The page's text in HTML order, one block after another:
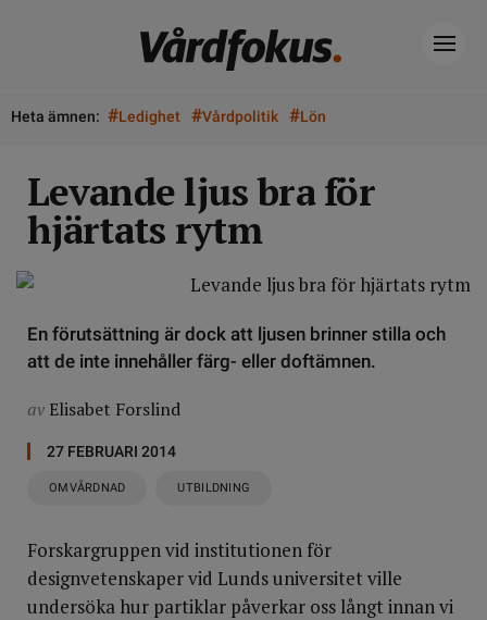
Heta ämnen: #Ledighet #Vårdpolitik #Lön
Levande ljus bra för
hjärtats rytm
En förutsättning är dock att ljusen brinner stilla och
att de inte innehåller färg- eller doftämnen.
av Elisabet Forslind
27 FEBRUARI 2014
OMVÅRDNAD UTBILDNING
Forskargruppen vid institutionen för
designvetenskaper vid Lunds universitet ville
undersöka hur partiklar påverkar oss långt innan vi